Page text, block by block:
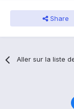
Share
Aller sur la liste